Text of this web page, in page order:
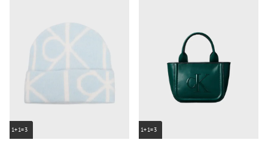
1+1=3 1+1=3